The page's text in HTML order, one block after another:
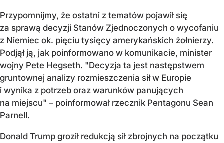
Przypomnijmy, że ostatni z tematów pojawił się
za sprawą decyzji Stanów Zjednoczonych o wycofaniu
z Niemiec ok. pięciu tysięcy amerykańskich żołnierzy.
Podjął ją, jak poinformowano w komunikacie, minister
wojny Pete Hegseth. "Decyzja ta jest następstwem
gruntownej analizy rozmieszczenia sił w Europie
i wynika z potrzeb oraz warunków panujących
na miejscu" – poinformował rzecznik Pentagonu Sean
Parnell.
Donald Trump groził redukcją sił zbrojnych na początku